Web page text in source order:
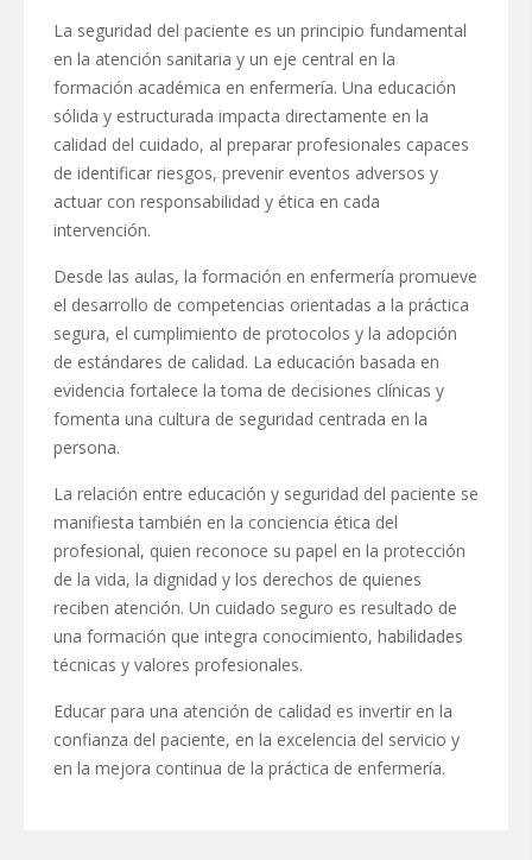
La seguridad del paciente es un principio fundamental
en la atención sanitaria y un eje central en la
formación académica en enfermería. Una educación
sólida y estructurada impacta directamente en la
calidad del cuidado, al preparar profesionales capaces
de identificar riesgos, prevenir eventos adversos y
actuar con responsabilidad y ética en cada
intervención.
Desde las aulas, la formación en enfermería promueve
el desarrollo de competencias orientadas a la práctica
segura, el cumplimiento de protocolos y la adopción
de estándares de calidad. La educación basada en
evidencia fortalece la toma de decisiones clínicas y
fomenta una cultura de seguridad centrada en la
persona.
La relación entre educación y seguridad del paciente se
manifiesta también en la conciencia ética del
profesional, quien reconoce su papel en la protección
de la vida, la dignidad y los derechos de quienes
reciben atención. Un cuidado seguro es resultado de
una formación que integra conocimiento, habilidades
técnicas y valores profesionales.
Educar para una atención de calidad es invertir en la
confianza del paciente, en la excelencia del servicio y
en la mejora continua de la práctica de enfermería.